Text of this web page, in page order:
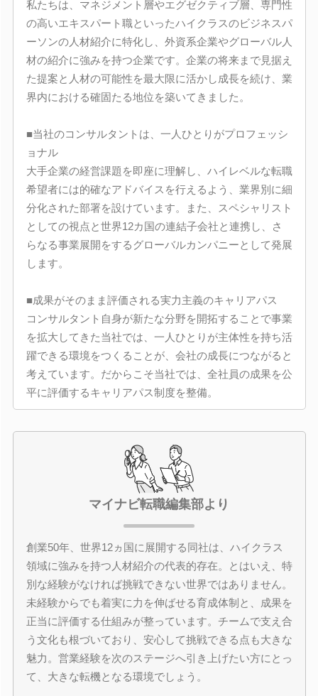
私たちは、マネジメント層やエグゼクティブ層、専門性
の高いエキスパート職といったハイクラスのビジネスパ
ーソンの人材紹介に特化し、外資系企業やグローバル人
材の紹介に強みを持つ企業です。企業の将来まで見据え
た提案と人材の可能性を最大限に活かし成長を続け、業
界内における確固たる地位を築いてきました。
■当社のコンサルタントは、一人ひとりがプロフェッシ
ョナル
大手企業の経営課題を即座に理解し、ハイレベルな転職
希望者には的確なアドバイスを行えるよう、業界別に細
分化された部署を設けています。また、スペシャリスト
としての視点と世界12カ国の連結子会社と連携し、さ
らなる事業展開をするグローバルカンパニーとして発展
します。
■成果がそのまま評価される実力主義のキャリアパス
コンサルタント自身が新たな分野を開拓することで事業
を拡大してきた当社では、一人ひとりが主体性を持ち活
躍できる環境をつくることが、会社の成長につながると
考えています。だからこそ当社では、全社員の成果を公
平に評価するキャリアパス制度を整備。
マイナビ転職編集部より
創業50年、世界12ヵ国に展開する同社は、ハイクラス
領域に強みを持つ人材紹介の代表的存在。とはいえ、特
別な経験がなければ挑戦できない世界ではありません。
未経験からでも着実に力を伸ばせる育成体制と、成果を
正当に評価する仕組みが整っています。チームで支え合
う文化も根づいており、安心して挑戦できる点も大きな
魅力。営業経験を次のステージへ引き上げたい方にとっ
て、大きな転機となる環境でしょう。